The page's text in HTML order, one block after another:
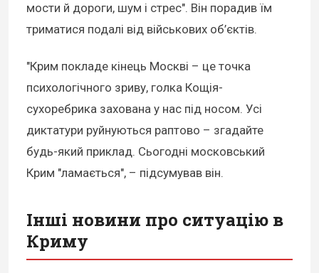
мости й дороги, шум і стрес". Він порадив їм
триматися подалі від військових об’єктів.
"Крим покладе кінець Москві – це точка
психологічного зриву, голка Кощія-
сухоребрика захована у нас під носом. Усі
диктатури руйнуються раптово – згадайте
будь-який приклад. Сьогодні московський
Крим "ламається", – підсумував він.
Інші новини про ситуацію в
Криму